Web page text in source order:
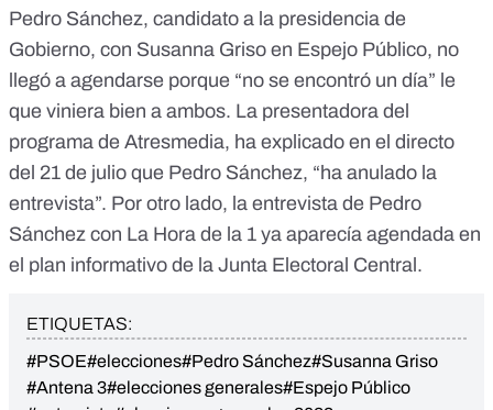
Pedro Sánchez, candidato a la presidencia de
Gobierno, con Susanna Griso en Espejo Público, no
llegó a agendarse porque “no se encontró un día” le
que viniera bien a ambos. La presentadora del
programa de Atresmedia, ha explicado en el directo
del 21 de julio que Pedro Sánchez, “ha anulado la
entrevista”. Por otro lado, la entrevista de Pedro
Sánchez con La Hora de la 1 ya aparecía agendada en
el plan informativo de la Junta Electoral Central.
ETIQUETAS:
#PSOE#elecciones#Pedro Sánchez#Susanna Griso
#Antena 3#elecciones generales#Espejo Público